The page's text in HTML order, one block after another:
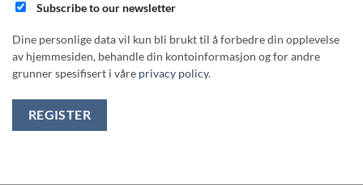
Subscribe to our newsletter
Dine personlige data vil kun bli brukt til å forbedre din opplevelse
av hjemmesiden, behandle din kontoinformasjon og for andre
grunner spesifisert i våre privacy policy.
REGISTER